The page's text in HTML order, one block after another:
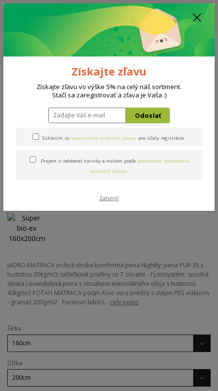
ZĽAVA: VŠETKY VYSTAVENÉ POSTELE ZA 400€ - CENA MATRACU A ROŠTU
PODĽA VÝBERU / DODACIA LEHOTA JE AKTUÁLNE 10-15 PRACOVNÝCH
Menu
0908 777 700 Po-So: 10-18 hod.
0
Super bio-ex 160x200cm
Super bio-ex 160x200cm
Novinka Akcia TOP produkt
JADRO MATRACA vrchná doska komfortná pena Nightfy; pena PUR 35 s
hustotou 35kg/m3; taštičkové pružiny so 7 zónami - Fyziosystém; spodná
doska Levanduľová pena s obsahom esenciálneho oleja s hustotou
40kg/m3 POŤAH MATRACA poťah Aloe vera prešitý s dutým PES vláknom
- gramáž 200g/m2 Pocitovo tuhší t... celý popis
Šírka
Dĺžka
Získajte zľavu
Získajte zľavu vo výške 5% na celý náš sortiment.
Stačí sa zaregistrovať a zľava je Vaša :)
Odoslať
Súhlasím so spracovaním osobných údajov pre účely registrácie.
Prajem si odoberať novinky e-mailom podľa podmienok spracovania
osobných údajov.
Zatvoriť